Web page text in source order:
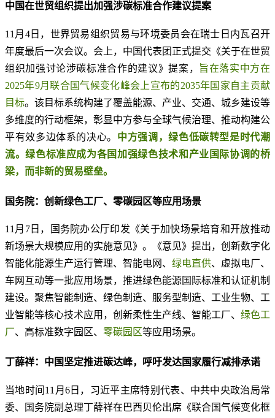
中国在世贸组织提出加强涉碳标准合作建议提案
11月4日，世界贸易组织贸易与环境委员会在瑞士日内瓦召开
年度最后一次会议。会上，中国代表团正式提交《关于在世贸
组织加强讨论涉碳标准合作的建议》提案，
旨在落实中方在
2025年9月联合国气候变化峰会上宣布的2035年国家自主贡献
目标。该目标系统构建了覆盖能源、产业、交通、城乡建设等
多维度的行动框架，彰显中方参与全球气候治理、推动构建公
平有效多边体系的决心。 中方强调，绿色低碳转型是时代潮
流。绿色标准应成为各国加强绿色技术和产业国际协调的桥
梁，而非新的贸易壁垒。
国务院：创新绿色工厂、零碳园区等应用场景
11月7日，国务院办公厅印发《关于加快场景培育和开放推动
新场景大规模应用的实施意见》。《意见》提出，创新数字化
智能化能源生产运行管理、智能电网、 绿电直供、虚拟电厂、
车网互动等一批应用场景，推进绿色能源国际标准和认证机制
建设。聚焦智能制造、绿色制造、服务型制造、工业生物、工
业智能等核心技术应用，创新柔性生产线、智能工厂、 绿色工
厂、高标准数字园区、 零碳园区等应用场景。
丁薛祥：中国坚定推进碳达峰，呼吁发达国家履行减排承诺
当地时间11月6日，习近平主席特别代表、中共中央政治局常
委、国务院副总理丁薛祥在巴西贝伦出席《联合国气候变化框